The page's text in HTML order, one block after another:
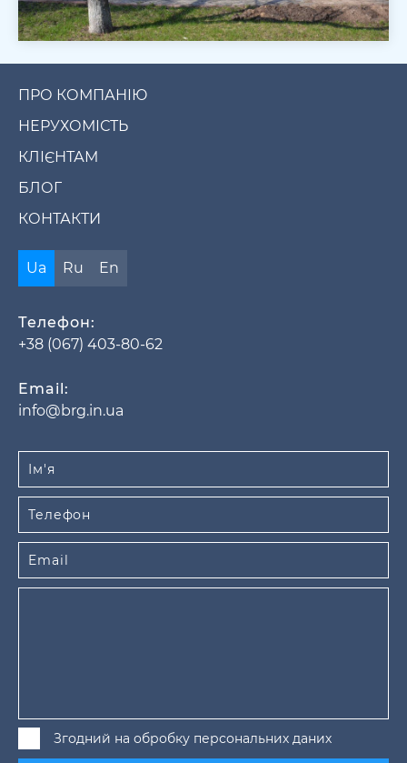
ПРО КОМПАНІЮ
НЕРУХОМІСТЬ
КЛІЄНТАМ
БЛОГ
КОНТАКТИ
Ua Ru En
Телефон:
+38 (067) 403-80-62
Email:
info@brg.in.ua
Згодний на обробку персональних даних